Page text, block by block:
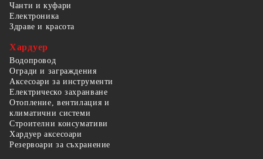
Чанти и куфари
Електроника
Здраве и красота
Хардуер
Водопровод
Огради и заграждения
Аксесоари за инструменти
Електрическо захранване
Отопление, вентилация и
климатични системи
Строителни консумативи
Хардуер аксесоари
Резервоари за съхранение